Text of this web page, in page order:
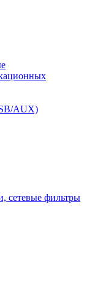
AUX)
сетевые фильтры